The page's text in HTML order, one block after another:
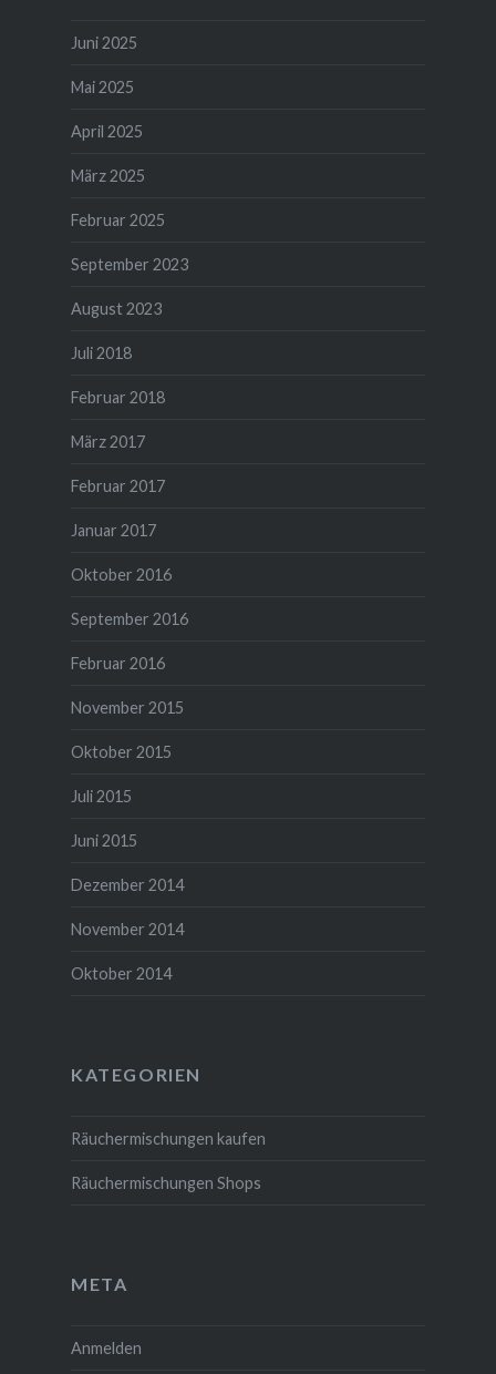
Juni 2025
Mai 2025
April 2025
März 2025
Februar 2025
September 2023
August 2023
Juli 2018
Februar 2018
März 2017
Februar 2017
Januar 2017
Oktober 2016
September 2016
Februar 2016
November 2015
Oktober 2015
Juli 2015
Juni 2015
Dezember 2014
November 2014
Oktober 2014
KATEGORIEN
Räuchermischungen kaufen
Räuchermischungen Shops
META
Anmelden